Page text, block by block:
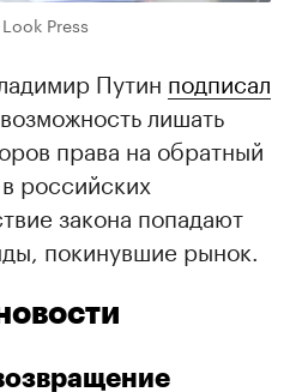
Press
Путин подписал
лишать
права на обратный
российских
закона попадают
покинувшие рынок.